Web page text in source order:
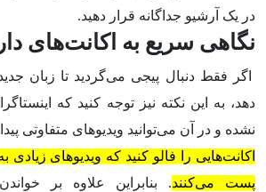
در یک آرشیو جداگانه قرار دهید.
نگاهی سریع به اکانت‌های‌
اگر فقط دنبال پیجی می‌گردید تا زبان
دهد، به این نکته نیز توجه کنید که
نشده و در آن می‌توانید ویدیو‌های متفاوتی
اکانت‌هایی را فالو کنید که ویدیوهای
پست می‌کنند. بنابراین علاوه بر